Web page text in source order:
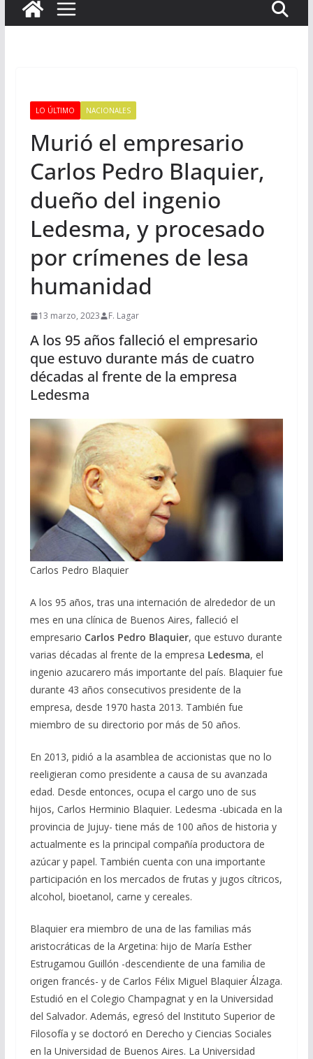
LO ÚLTIMO NACIONALES
Murió el empresario
Carlos Pedro Blaquier,
dueño del ingenio
Ledesma, y procesado
por crímenes de lesa
humanidad
13 marzo, 2023 F. Lagar
A los 95 años falleció el empresario
que estuvo durante más de cuatro
décadas al frente de la empresa
Ledesma
Carlos Pedro Blaquier
A los 95 años, tras una internación de alrededor de un
mes en una clínica de Buenos Aires, falleció el
empresario Carlos Pedro Blaquier, que estuvo durante
varias décadas al frente de la empresa Ledesma, el
ingenio azucarero más importante del país. Blaquier fue
durante 43 años consecutivos presidente de la
empresa, desde 1970 hasta 2013. También fue
miembro de su directorio por más de 50 años.
En 2013, pidió a la asamblea de accionistas que no lo
reeligieran como presidente a causa de su avanzada
edad. Desde entonces, ocupa el cargo uno de sus
hijos, Carlos Herminio Blaquier. Ledesma -ubicada en la
provincia de Jujuy- tiene más de 100 años de historia y
actualmente es la principal compañía productora de
azúcar y papel. También cuenta con una importante
participación en los mercados de frutas y jugos cítricos,
alcohol, bioetanol, carne y cereales.
Blaquier era miembro de una de las familias más
aristocráticas de la Argetina: hijo de María Esther
Estrugamou Guillón -descendiente de una familia de
origen francés- y de Carlos Félix Miguel Blaquier Álzaga.
Estudió en el Colegio Champagnat y en la Universidad
del Salvador. Además, egresó del Instituto Superior de
Filosofía y se doctoró en Derecho y Ciencias Sociales
en la Universidad de Buenos Aires. La Universidad